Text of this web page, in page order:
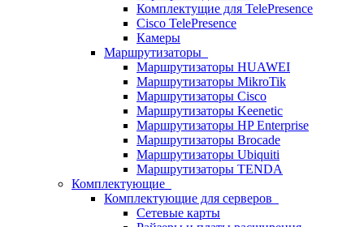
Комплектущие для TelePresence
Cisco TelePresence
Камеры
Маршрутизаторы
Маршрутизаторы HUAWEI
Маршрутизаторы MikroTik
Маршрутизаторы Cisco
Маршрутизаторы Keenetic
Маршрутизаторы HP Enterprise
Маршрутизаторы Brocade
Маршрутизаторы Ubiquiti
Маршрутизаторы TENDA
Комплектующие
Комплектующие для серверов
Сетевые карты